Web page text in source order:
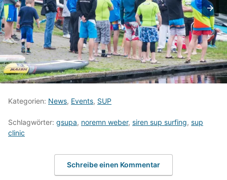
Kategorien: News, Events, SUP
Schlagwörter: gsupa, noremn weber, siren sup surfing, sup
clinic
Schreibe einen Kommentar